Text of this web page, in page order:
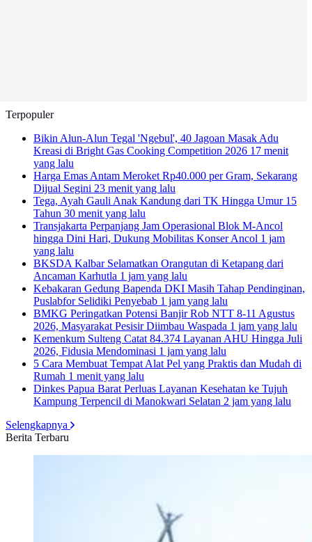
Terpopuler
Bikin Alun-Alun Tegal 'Ngebul', 40 Jagoan Masak Adu
Kreasi di Bright Gas Cooking Competition 2026 17 menit
yang lalu
Harga Emas Antam Meroket Rp40.000 per Gram, Sekarang
Dijual Segini 23 menit yang lalu
Tega, Ayah Gauli Anak Kandung dari TK Hingga Umur 15
Tahun 30 menit yang lalu
Transjakarta Perpanjang Jam Operasional Blok M-Ancol
hingga Dini Hari, Dukung Mobilitas Konser Ancol 1 jam
yang lalu
BKSDA Kalbar Selamatkan Orangutan di Ketapang dari
Ancaman Karhutla 1 jam yang lalu
Kebakaran Gedung Bapenda DKI Masih Tahap Pendinginan,
Puslabfor Selidiki Penyebab 1 jam yang lalu
BMKG Peringatkan Potensi Banjir Rob NTT 8-11 Agustus
2026, Masyarakat Pesisir Diimbau Waspada 1 jam yang lalu
Kemenkum Sulteng Catat 84.374 Layanan AHU Hingga Juli
2026, Fidusia Mendominasi 1 jam yang lalu
5 Cara Membuat Tempat Alat Pel yang Praktis dan Mudah di
Rumah 1 menit yang lalu
Dinkes Papua Barat Perluas Layanan Kesehatan ke Tujuh
Kampung Terpencil di Manokwari Selatan 2 jam yang lalu
Selengkapnya
Berita Terbaru